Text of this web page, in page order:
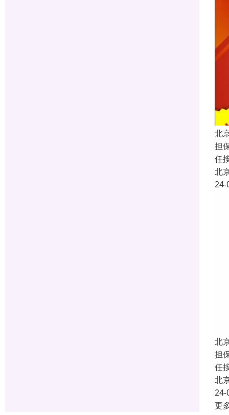
北
担
任
北
24-
北
担
任
北
24-
更